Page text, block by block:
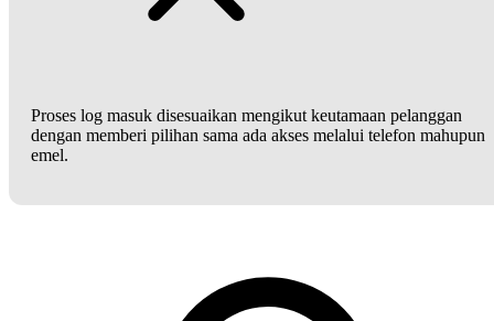
Proses log masuk disesuaikan mengikut keutamaan pelanggan
dengan memberi pilihan sama ada akses melalui telefon mahupun
emel.